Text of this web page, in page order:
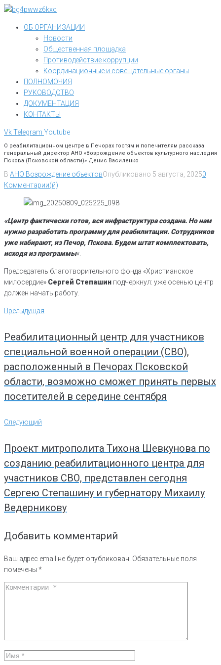
Перейти
контентуОБ ОРГАНИЗАЦИИ
Новости
Общественная площадка
Противодействие коррупции
Координационные и совещательные органы
ПОЛНОМОЧИЯ
РУКОВОДСТВО
ДОКУМЕНТАЦИЯ
КОНТАКТЫ
VkTelegram Youtube
О реабилитационном центре в Печорах гостям и попечителям рассказа
генеральный директор АНО «Возрождение объектов культурного наследия
Пскова (Псковской области)» Денис Василенко
В АНО Возрождение объектовОпубликовано 5 августа, 20250
Комментарии(й)
«Центр фактически готов, вся инфраструктура создана. Но нам
нужно разработать программу для реабилитации. Сотрудников
уже набирают, из Печор, Пскова. Будем штат комплектовать,
исходя из программы«.
Председатель благотворительного фонда «Христианское
милосердие» Сергей Степашин подчеркнул: уже осенью центр
должен начать работу.
Навигация
по
Предыдущая
Предыдущая
Реабилитационный центр для участников
специальной военной операции (СВО),
расположенный в Печорах Псковской
области, возможно сможет принять первых
посетителей в середине сентября
Следующий
Следующий
Проект митрополита Тихона Шевкунова по
созданию реабилитационного центра для
участников СВО, представлен сегодня
Сергею Степашину и губернатору Михаилу
Ведерникову
Добавить комментарий
Ваш адрес email не будет опубликован. Обязательные поля
помечены *